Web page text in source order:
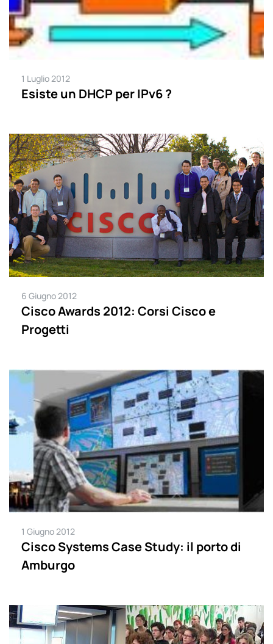
1 Luglio 2012
Esiste un DHCP per IPv6 ?
6 Giugno 2012
Cisco Awards 2012: Corsi Cisco e
Progetti
1 Giugno 2012
Cisco Systems Case Study: il porto di
Amburgo